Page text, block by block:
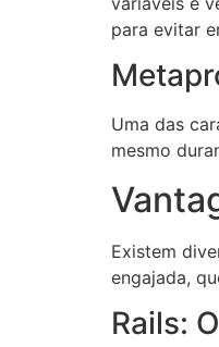
para evitar
Uma das
mesmo
Existem
engajada,
Rails: